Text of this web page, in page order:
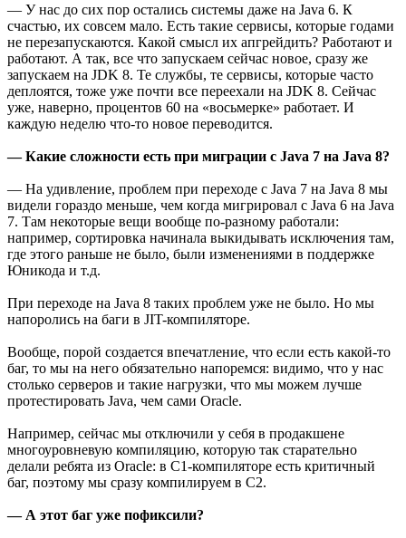
— У нас до сих пор остались системы даже на Java 6. К
счастью, их совсем мало. Есть такие сервисы, которые годами
не перезапускаются. Какой смысл их апгрейдить? Работают и
работают. А так, все что запускаем сейчас новое, сразу же
запускаем на JDK 8. Те службы, те сервисы, которые часто
деплоятся, тоже уже почти все переехали на JDK 8. Сейчас
уже, наверно, процентов 60 на «восьмерке» работает. И
каждую неделю что-то новое переводится.
— Какие сложности есть при миграции с Java 7 на Java 8?
— На удивление, проблем при переходе с Java 7 на Java 8 мы
видели гораздо меньше, чем когда мигрировал с Java 6 на Java
7. Там некоторые вещи вообще по-разному работали:
например, сортировка начинала выкидывать исключения там,
где этого раньше не было, были изменениями в поддержке
Юникода и т.д.
При переходе на Java 8 таких проблем уже не было. Но мы
напоролись на баги в JIT-компиляторе.
Вообще, порой создается впечатление, что если есть какой-то
баг, то мы на него обязательно напоремся: видимо, что у нас
столько серверов и такие нагрузки, что мы можем лучше
протестировать Java, чем сами Oracle.
Например, сейчас мы отключили у себя в продакшене
многоуровневую компиляцию, которую так старательно
делали ребята из Oracle: в С1-компиляторе есть критичный
баг, поэтому мы сразу компилируем в С2.
— А этот баг уже пофиксили?